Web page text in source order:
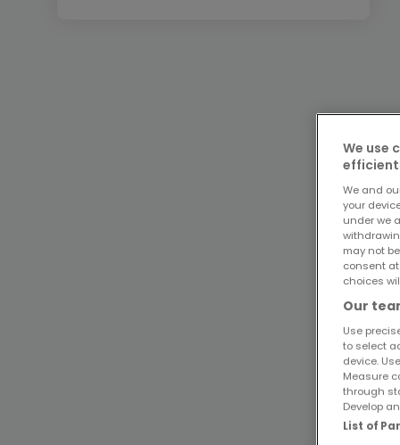
We use
We and
your
under we
may not
consent
choices
Our
Use
to select
device.
Measure
through
Develop
List of